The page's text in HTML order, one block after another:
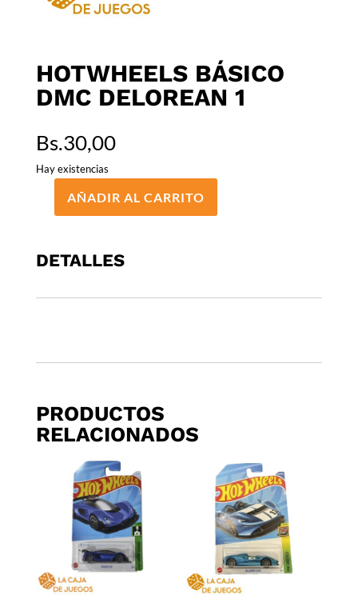
HOTWHEELS BÁSICO
DMC DELOREAN 1
Bs.30,00
Hay existencias
HOTWHEELS
DELOREAN
cantidad
AÑADIR AL CARRITO
DETALLES
PRODUCTOS
RELACIONADOS